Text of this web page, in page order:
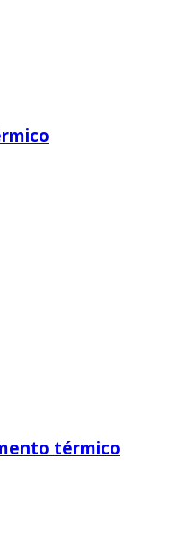
em diversas
fábricas que
temperatura.
como
spray de
deve ser
para
processo
isoladas.
térmico